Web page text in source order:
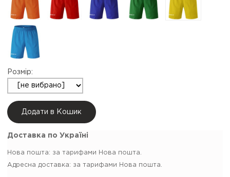
Розмір:
Додати в Кошик
Доставка по Україні
Нова пошта: за тарифами Нова пошта.
Адресна доставка: за тарифами Нова пошта.